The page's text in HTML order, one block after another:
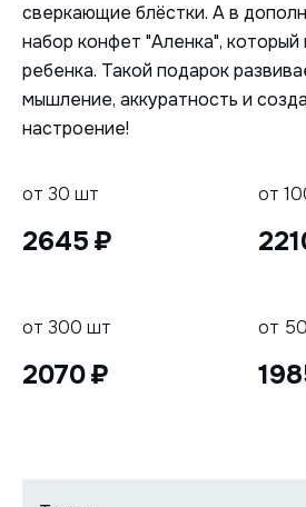
сверкающие блёстки. А в
набор конфет "Аленка",
ребенка. Такой подарок
мышление, аккуратность и
настроение!
от 30 шт
2645
от
от 300 шт
2070
от